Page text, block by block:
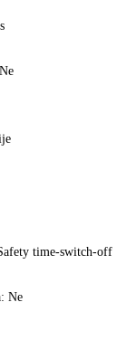
time-switch-off
Ne